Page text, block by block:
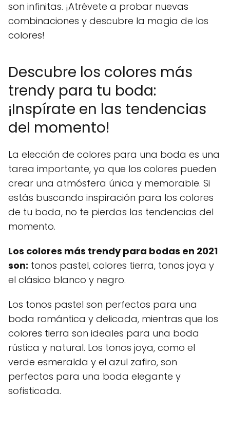
son infinitas. ¡Atrévete a probar nuevas
combinaciones y descubre la magia de los
colores!
Descubre los colores más
trendy para tu boda:
¡Inspírate en las tendencias
del momento!
La elección de colores para una boda es una
tarea importante, ya que los colores pueden
crear una atmósfera única y memorable. Si
estás buscando inspiración para los colores
de tu boda, no te pierdas las tendencias del
momento.
Los colores más trendy para bodas en 2021
son: tonos pastel, colores tierra, tonos joya y
el clásico blanco y negro.
Los tonos pastel son perfectos para una
boda romántica y delicada, mientras que los
colores tierra son ideales para una boda
rústica y natural. Los tonos joya, como el
verde esmeralda y el azul zafiro, son
perfectos para una boda elegante y
sofisticada.